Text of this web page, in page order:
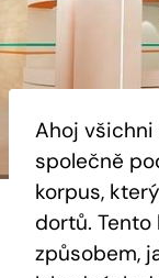
Ahoj všichni‌
společně
‌korpus,‍
dortů.
způsobem,